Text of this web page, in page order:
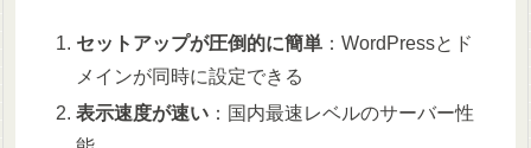
セットアップが圧倒的に簡単 ：WordPressとド
メインが同時に設定できる
表示速度が速い ：国内最速レベルのサーバー性